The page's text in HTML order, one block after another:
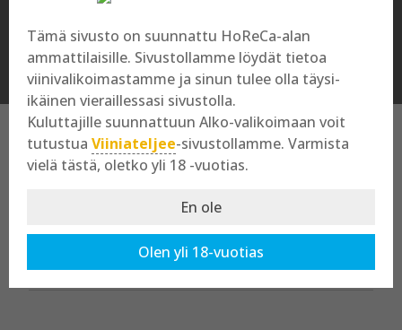
Cabernet Franc
Kaikki tuotteet osastossa:Cabernet Franc
Tämä sivusto on suunnattu HoReCa-alan
ammattilaisille. Sivustollamme löydät tietoa
viinivalikoimastamme ja sinun tulee olla täysi-
ikäinen vieraillessasi sivustolla.
Kuluttajille suunnattuun Alko-valikoimaan voit
tutustua Viiniateljee-sivustollamme. Varmista
vielä tästä, oletko yli 18 -vuotias.
En ole
Olen yli 18-vuotias